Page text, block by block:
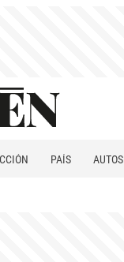
PAÍS AUTOS